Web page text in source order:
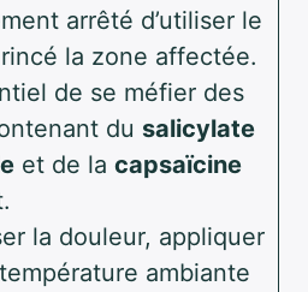
arrêté d’utiliser le
la zone affectée.
de se méfier des
du salicylate
et de la capsaïcine
la douleur, appliquer
ambiante